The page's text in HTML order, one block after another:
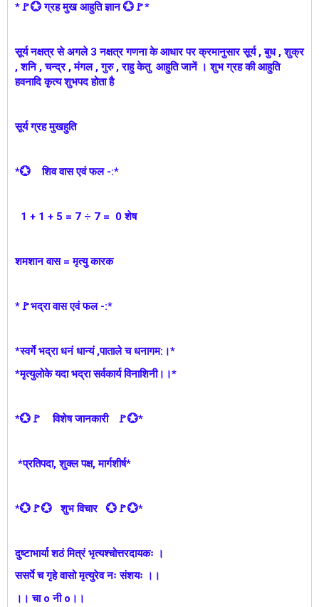
*🚩💮 ग्रह मुख आहुति ज्ञान 💮🚩*
सूर्य नक्षत्र से अगले 3 नक्षत्र गणना के आधार पर क्रमानुसार सूर्य , बुध , शुक्र
, शनि , चन्द्र , मंगल , गुरु , राहु केतु आहुति जानें । शुभ ग्रह की आहुति
हवनादि कृत्य शुभपद होता है
सूर्य ग्रह मुखहुति
*💮 शिव वास एवं फल -:*
1 + 1 + 5 = 7 ÷ 7 = 0 शेष
शमशान वास = मृत्यु कारक
*🚩भद्रा वास एवं फल -:*
*स्वर्गे भद्रा धनं धान्यं ,पाताले च धनागम:।*
*मृत्युलोके यदा भद्रा सर्वकार्य विनाशिनी।।*
*💮🚩 विशेष जानकारी 🚩💮*
*प्रतिपदा, शुक्ल पक्ष, मार्गशीर्ष*
*💮🚩💮 शुभ विचार 💮🚩💮*
दुष्टाभार्या शठं मित्रं भृत्यश्चोत्तरदायकः ।
ससर्पे च गृहे वासो मृत्युरेव नः संशयः ।।
।। चा o नी o।।